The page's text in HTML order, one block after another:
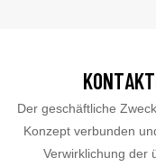
Der geschäftliche
Konzept verbunden
Verwirklichung der